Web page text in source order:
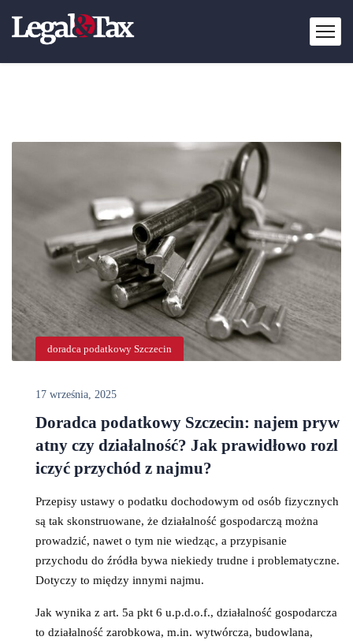
doradca podatkowy Szczecin
17 września, 2025
Doradca podatkowy Szczecin: najem pryw
atny czy działalność? Jak prawidłowo rozl
iczyć przychód z najmu?
Przepisy ustawy o podatku dochodowym od osób fizycznych
są tak skonstruowane, że działalność gospodarczą można
prowadzić, nawet o tym nie wiedząc, a przypisanie
przychodu do źródła bywa niekiedy trudne i problematyczne.
Dotyczy to między innymi najmu.
Jak wynika z art. 5a pkt 6 u.p.d.o.f., działalność gospodarcza
to działalność zarobkowa, m.in. wytwórcza, budowlana,